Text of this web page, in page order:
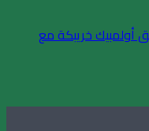
أولمبيك خريبكة مع